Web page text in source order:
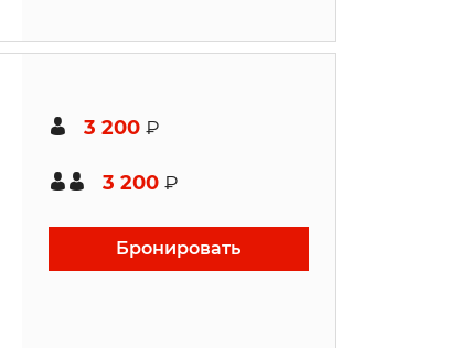
3 200 ₽
3 200 ₽
Бронировать